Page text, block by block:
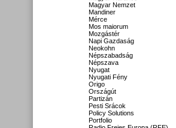
Magyar Nemzet
Mandiner
Mérce
Mos maiorum
Mozgástér
Napi Gazdaság
Neokohn
Népszabadság
Népszava
Nyugat
Nyugati Fény
Origo
Országút
Partizán
Pesti Srácok
Policy Solutions
Portfolio